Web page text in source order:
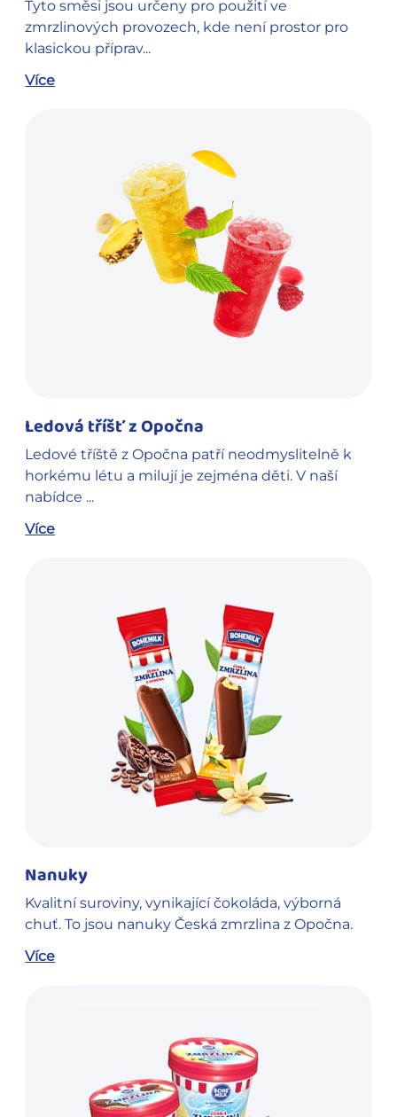
Tyto směsi jsou určeny pro použití ve
zmrzlinových provozech, kde není prostor pro
klasickou příprav...
Více
Ledová tříšť z Opočna
Ledové tříště z Opočna patří neodmyslitelně k
horkému létu a milují je zejména děti. V naší
nabídce ...
Více
Nanuky
Kvalitní suroviny, vynikající čokoláda, výborná
chuť. To jsou nanuky Česká zmrzlina z Opočna.
Více